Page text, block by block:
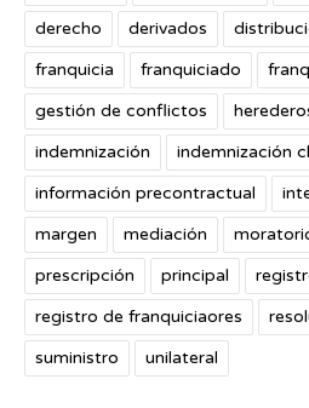
derecho
derivados
franquicia
franquiciado
gestión de conflictos
indemnización
indemnización
información precontractual
margen
mediación
prescripción
principal
registro de franquiciaores
suministro
unilateral